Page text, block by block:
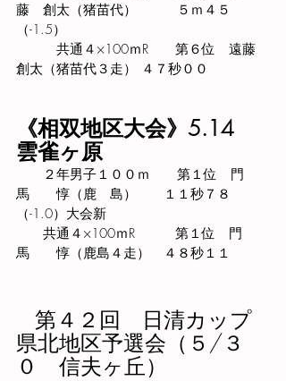
藤　創太（猪苗代）　　　５ｍ４５
（-1.5）
共通４×100ｍR　　第６位　遠藤
創太（猪苗代３走） ４７秒００
《相双地区大会》5.14
雲雀ヶ原
２年男子１００ｍ　　第１位　門
馬　　惇（鹿　島）　　１１秒７８
（-1.0）大会新
共通４×100ｍR　　　第１位　門
馬　　惇（鹿島４走）　４８秒１１
県北地区予選会（５/３
０　信夫ヶ丘）